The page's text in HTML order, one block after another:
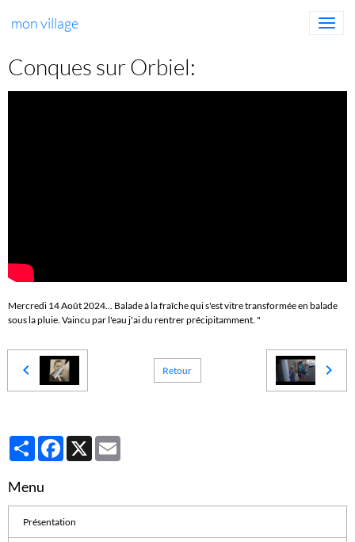
mon village
Conques sur Orbiel:
Mercredi 14 Août 2024... Balade à la fraîche qui s'est vitre transformée en balade
sous la pluie. Vaincu par l'eau j'ai du rentrer précipitamment. "
Retour
PartagerFacebook
X
Menu
Présentation